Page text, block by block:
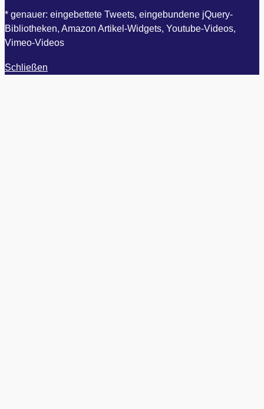
* genauer: eingebettete Tweets, eingebundene jQuery-
Bibliotheken, Amazon Artikel-Widgets, Youtube-Videos,
Vimeo-Videos
Schließen